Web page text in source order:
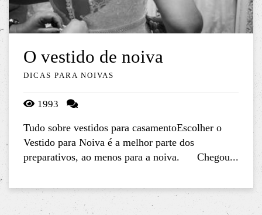
O vestido de noiva
DICAS PARA NOIVAS
1993
Tudo sobre vestidos para casamentoEscolher o
Vestido para Noiva é a melhor parte dos
preparativos, ao menos para a noiva. Chegou...